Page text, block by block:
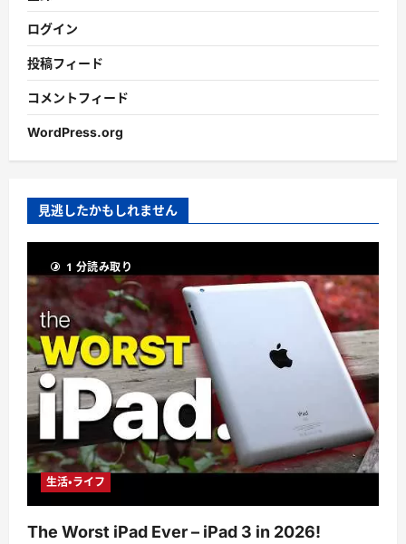
ログイン
投稿フィード
コメントフィード
WordPress.org
見逃したかもしれません
1 分読み取り
生活・ライフ
The Worst iPad Ever – iPad 3 in 2026!